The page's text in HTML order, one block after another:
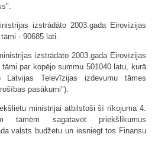
izstrādāto 2003.gada Eirovīzijas
- 90685 lati.
izstrādāto 2003.gada Eirovīzijas
par kopējo summu 501040 latu, kurā
Televīzijas izdevumu tāmes
pasākumi").
ministrijai atbilstoši šī rīkojuma 4.
tāmēm sagatavot priekšlikumus
valsts budžetu un iesniegt tos Finansu